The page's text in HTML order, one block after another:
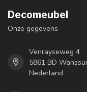
Decomeubel
Onze gegevens
Venrayseweg 4
5861 BD
Nederland